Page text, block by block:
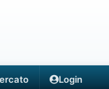
Login